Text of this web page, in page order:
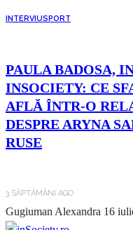
INTERVIUSPORT
PAULA BADOSA,
INSOCIETY: CE
AFLĂ ÎNTR-O
DESPRE ARYNA
RUSE
3 SĂPTĂMÂNI AGO
Gugiuman Alexandra 16